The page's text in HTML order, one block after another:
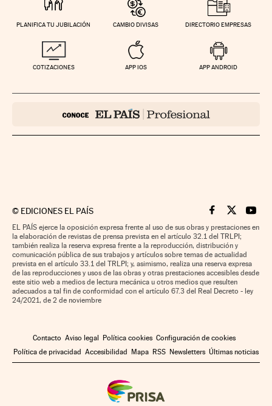
PLANIFICA TU JUBILACIÓN CAMBIO DIVISAS DIRECTORIO EMPRESAS
COTIZACIONES APP IOS APP ANDROID
© EDICIONES EL PAÍS Cinco Días en
Cinco Días
Cinco
EL PAÍS ejerce la oposición expresa frente al uso de sus obras y prestaciones en
la elaboración de revistas de prensa prevista en el artículo 32.1 del TRLPI;
también realiza la reserva expresa frente a la reproducción, distribución y
comunicación pública de sus trabajos y artículos sobre temas de actualidad
prevista en el artículo 33.1 del TRLPI; y, asimismo, realiza una reserva expresa
de las reproducciones y usos de las obras y otras prestaciones accesibles desde
este sitio web a medios de lectura mecánica u otros medios que resulten
adecuados a tal fin de conformidad con el artículo 67.3 del Real Decreto - ley
24/2021, de 2 de noviembre
Contacto Aviso legal Política cookies Configuración de cookies
Política de privacidad Accesibilidad Mapa RSS Newsletters Últimas noticias